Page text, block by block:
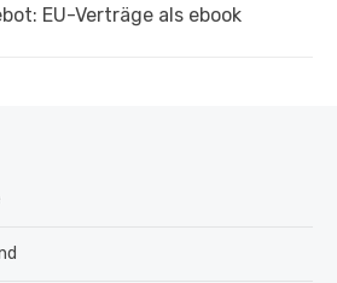
EU-Verträge als ebook